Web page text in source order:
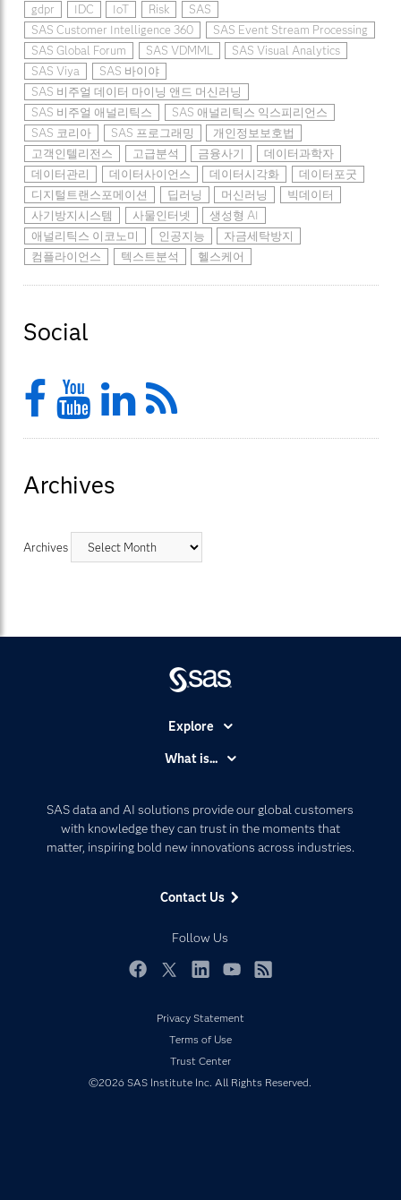
gdpr
IDC IoT Risk
SAS
SAS Customer Intelligence 360
SAS Event Stream Processing
SAS Global Forum
SAS VDMML
SAS Visual Analytics
SAS Viya
SAS 바이야
SAS 비주얼 데이터 마이닝 앤드 머신러닝
SAS 비주얼 애널리틱스
SAS 애널리틱스 익스피리언스
SAS 코리아
SAS 프로그래밍
개인정보보호법
고객인텔리전스
고급분석 금융사기
데이터과학자
데이터관리
데이터사이언스 데이터시각화
데이터포굿
디지털트랜스포메이션
딥러닝 머신러닝
빅데이터
사기방지시스템
사물인터넷
생성형 AI
애널리틱스 이코노미
인공지능
자금세탁방지
컴플라이언스
텍스트분석 헬스케어
Social
Facebook
YouTube
LinkedIn
Feed
Archives
Archives
SAS data and AI solutions provide our global customers
with knowledge they can trust in the moments that
matter, inspiring bold new innovations across industries.
Contact Us
Follow Us
Explore
Communities
Company
Developers
Events
My SAS
Newsroom
Products
What is...
Artificial Intelligence
Data Management
Privacy Statement
Terms of Use
Trust Center
©2026 SAS Institute Inc. All Rights Reserved.